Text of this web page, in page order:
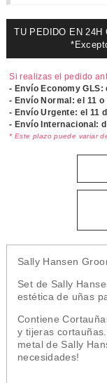
TU PEDIDO EN 24H
Si realizas el pedido
- Envío Economy GLS:
- Envío Normal: el 11 o
- Envío Urgente: el11
- Envío Internacional:
* Este plazo puede variar
Sally Hansen
Set de Sally
estética de uñas
Contiene
y tijeras
metal de Sally
necesidades!